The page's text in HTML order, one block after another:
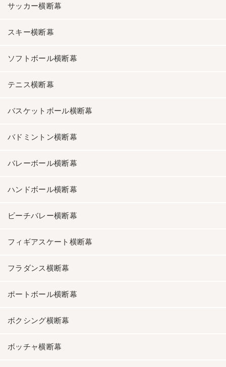
サッカー横断幕
スキー横断幕
ソフトボール横断幕
テニス横断幕
バスケットボール横断幕
バドミントン横断幕
バレーボール横断幕
ハンドボール横断幕
ビーチバレー横断幕
フィギアスケート横断幕
フラダンス横断幕
ポートボール横断幕
ボクシング横断幕
ボッチャ横断幕